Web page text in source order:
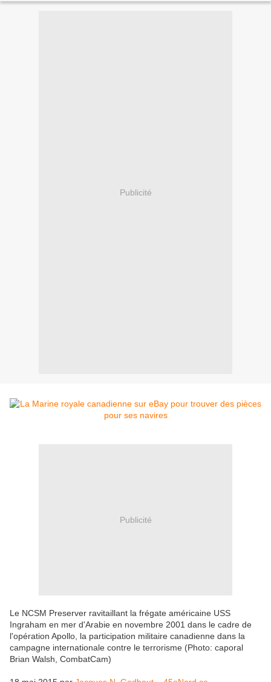
Publicité
Publicité
Le NCSM Preserver ravitaillant la frégate américaine USS
Ingraham en mer d'Arabie en novembre 2001 dans le cadre de
l'opération Apollo, la participation militaire canadienne dans la
campagne internationale contre le terrorisme (Photo: caporal
Brian Walsh, CombatCam)